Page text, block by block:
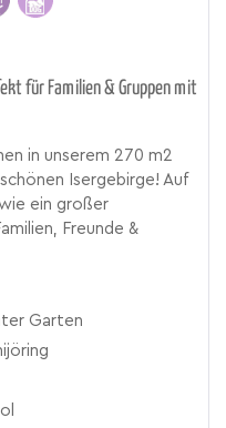
für Familien & Gruppen mit
in unserem 270 m2
Isergebirge! Auf
ein großer
Freunde &
Garten